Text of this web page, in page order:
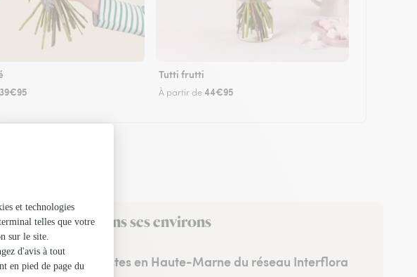
39€95
Tutti frutti
À partir de44€95
et dans ses environs
Les fleuristes en Haute-Marne du réseau Interflora